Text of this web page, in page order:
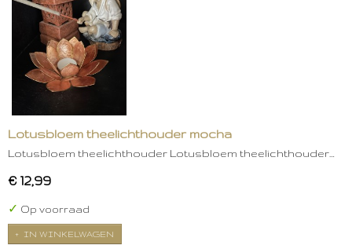
Lotusbloem theelichthouder mocha
Lotusbloem theelichthouder Lotusbloem theelichthouder…
€ 12,99
✓ Op voorraad
IN WINKELWAGEN